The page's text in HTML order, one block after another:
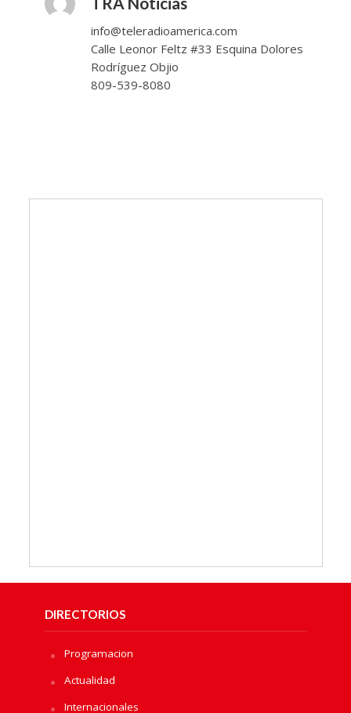
info@teleradioamerica.com
Calle Leonor Feltz #33 Esquina Dolores
Rodríguez Objio
809-539-8080
DIRECTORIOS
Programacion
Actualidad
Internacionales